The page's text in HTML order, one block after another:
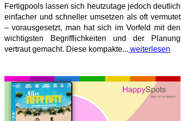
Fertigpools lassen sich heutzutage jedoch deutlich
einfacher und schneller umsetzen als oft vermutet
– vorausgesetzt, man hat sich im Vorfeld mit den
wichtigsten Begrifflichkeiten und der Planung
vertraut gemacht. Diese kompakte... weiterlesen